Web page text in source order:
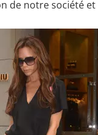
de notre société